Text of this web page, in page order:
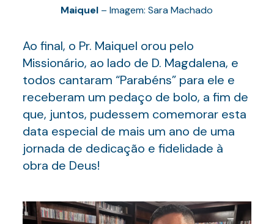
Maiquel – Imagem: Sara Machado
Ao final, o Pr. Maiquel orou pelo
Missionário, ao lado de D. Magdalena, e
todos cantaram “Parabéns” para ele e
receberam um pedaço de bolo, a fim de
que, juntos, pudessem comemorar esta
data especial de mais um ano de uma
jornada de dedicação e fidelidade à
obra de Deus!